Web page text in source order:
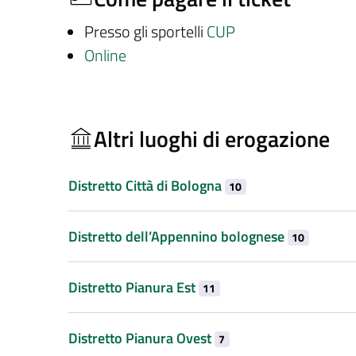
Presso gli sportelli CUP
Online
Altri luoghi di erogazione
Distretto Città di Bologna 10
Distretto dell’Appennino bolognese 10
Distretto Pianura Est 11
Distretto Pianura Ovest 7